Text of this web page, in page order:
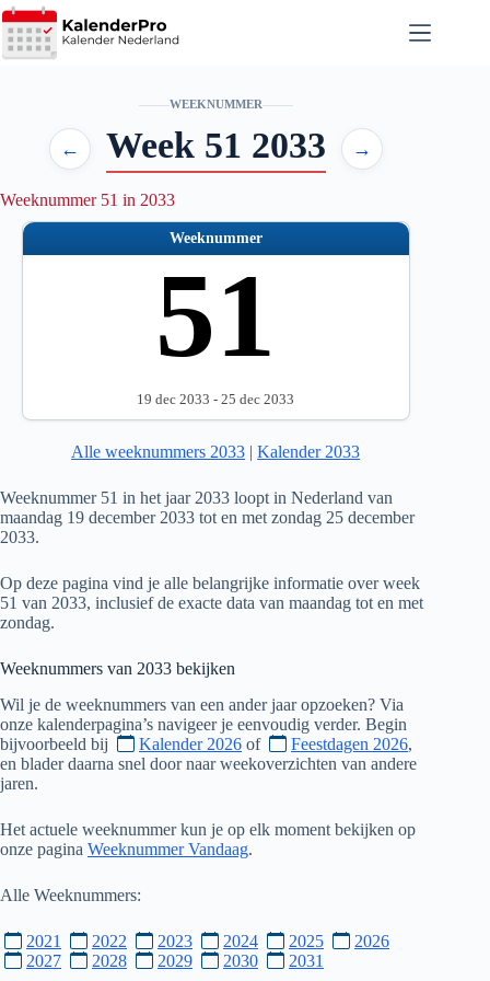
Ga
naar
de
WEEKNUMMER
← Week 51 2033 →
Weeknummer 51 in 2033
Weeknummer
51
19 dec 2033 - 25 dec 2033
Alle weeknummers 2033 |Kalender 2033
Weeknummer 51 in het jaar 2033 loopt in Nederland van
maandag 19 december 2033 tot en met zondag 25 december
2033.
Op deze pagina vind je alle belangrijke informatie over week
51 van 2033, inclusief de exacte data van maandag tot en met
zondag.
Weeknummers van 2033 bekijken
Wil je de weeknummers van een ander jaar opzoeken? Via
onze kalenderpagina’s navigeer je eenvoudig verder. Begin
bijvoorbeeld bij
Kalender 2026 of Feestdagen 2026,
en blader daarna snel door naar weekoverzichten van andere
jaren.
Het actuele weeknummer kun je op elk moment bekijken op
onze pagina Weeknummer Vandaag.
Alle Weeknummers:
2021 2022 2023 2024 2025
2026
2027
2028 2029 2030 2031